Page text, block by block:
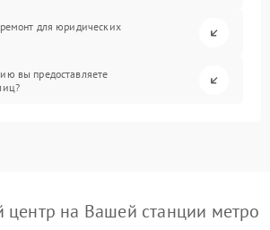
для юридических
вы предоставляете
на Вашей станции метро